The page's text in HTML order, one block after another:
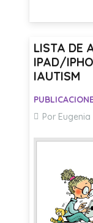
LISTA DE
IPAD/
IAUTISM
Por